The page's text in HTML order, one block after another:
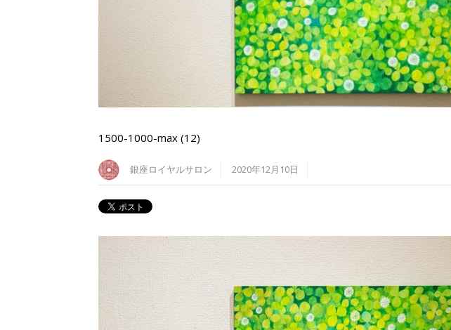
1500-1000-max (12)
銀座ロイヤルサロン 2020年12月10日